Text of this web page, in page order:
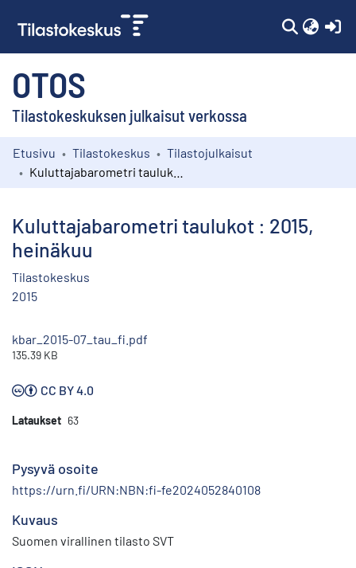
OTOS
Tilastokeskuksen julkaisut verkossa
Kokoelmat
Etusivu Tilastokeskus
Tilastojulkaisut
Kuluttajabarometri taulukot : 2015,
heinäkuu
Tilastokeskus
2015
kbar_2015-07_tau_fi.pdf
135.39 KB
CC BY 4.0
Lataukset 63
Pysyvä osoite
https://urn.fi/URN:NBN:fi-fe2024052840108
Kuvaus
Suomen virallinen tilasto SVT